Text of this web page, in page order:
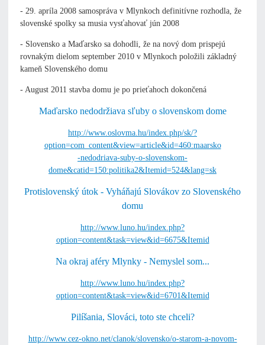
- 29. apríla 2008 samospráva v Mlynkoch definitívne rozhodla, že
slovenské spolky sa musia vysťahovať jún 2008
- Slovensko a Maďarsko sa dohodli, že na nový dom prispejú
rovnakým dielom september 2010 v Mlynkoch položili základný
kameň Slovenského domu
- August 2011 stavba domu je po prieťahoch dokončená
Maďarsko nedodržiava sľuby o slovenskom dome
http://www.oslovma.hu/index.php/sk/?
option=com_content&view=article&id=460:maarsko
-nedodriava-suby-o-slovenskom-
dome&catid=150:politika2&Itemid=524&lang=sk
Protislovenský útok - Vyháňajú Slovákov zo Slovenského
domu
http://www.luno.hu/index.php?
option=content&task=view&id=6675&Itemid
Na okraj aféry Mlynky - Nemyslel som...
http://www.luno.hu/index.php?
option=content&task=view&id=6701&Itemid
Pilíšania, Slováci, toto ste chceli?
http://www.cez-okno.net/clanok/slovensko/o-starom-a-novom-